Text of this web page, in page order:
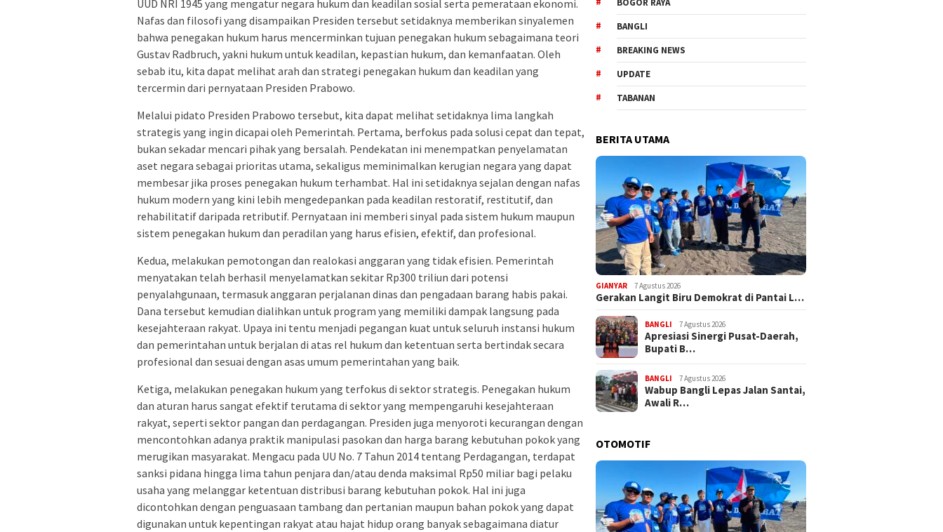
UUD NRI 1945 yang mengatur negara hukum dan keadilan sosial serta pemerataan ekonomi.
Nafas dan filosofi yang disampaikan Presiden tersebut setidaknya memberikan sinyalemen
bahwa penegakan hukum harus mencerminkan tujuan penegakan hukum sebagaimana teori
Gustav Radbruch, yakni hukum untuk keadilan, kepastian hukum, dan kemanfaatan. Oleh
sebab itu, kita dapat melihat arah dan strategi penegakan hukum dan keadilan yang
tercermin dari pernyataan Presiden Prabowo.
Melalui pidato Presiden Prabowo tersebut, kita dapat melihat setidaknya lima langkah
strategis yang ingin dicapai oleh Pemerintah. Pertama, berfokus pada solusi cepat dan tepat,
bukan sekadar mencari pihak yang bersalah. Pendekatan ini menempatkan penyelamatan
aset negara sebagai prioritas utama, sekaligus meminimalkan kerugian negara yang dapat
membesar jika proses penegakan hukum terhambat. Hal ini setidaknya sejalan dengan nafas
hukum modern yang kini lebih mengedepankan pada keadilan restoratif, restitutif, dan
rehabilitatif daripada retributif. Pernyataan ini memberi sinyal pada sistem hukum maupun
sistem penegakan hukum dan peradilan yang harus efisien, efektif, dan profesional.
Kedua, melakukan pemotongan dan realokasi anggaran yang tidak efisien. Pemerintah
menyatakan telah berhasil menyelamatkan sekitar Rp300 triliun dari potensi
penyalahgunaan, termasuk anggaran perjalanan dinas dan pengadaan barang habis pakai.
Dana tersebut kemudian dialihkan untuk program yang memiliki dampak langsung pada
kesejahteraan rakyat. Upaya ini tentu menjadi pegangan kuat untuk seluruh instansi hukum
dan pemerintahan untuk berjalan di atas rel hukum dan ketentuan serta bertindak secara
profesional dan sesuai dengan asas umum pemerintahan yang baik.
Ketiga, melakukan penegakan hukum yang terfokus di sektor strategis. Penegakan hukum
dan aturan harus sangat efektif terutama di sektor yang mempengaruhi kesejahteraan
rakyat, seperti sektor pangan dan perdagangan. Presiden juga menyoroti kecurangan dengan
mencontohkan adanya praktik manipulasi pasokan dan harga barang kebutuhan pokok yang
merugikan masyarakat. Mengacu pada UU No. 7 Tahun 2014 tentang Perdagangan, terdapat
sanksi pidana hingga lima tahun penjara dan/atau denda maksimal Rp50 miliar bagi pelaku
usaha yang melanggar ketentuan distribusi barang kebutuhan pokok. Hal ini juga
dicontohkan dengan penguasaan tambang dan pertanian maupun bahan pokok yang dapat
digunakan untuk kepentingan rakyat atau hajat hidup orang banyak sebagaimana diatur
BOGOR RAYA
BANGLI
BREAKING NEWS
UPDATE
TABANAN
BERITA UTAMA
GIANYAR 7 Agustus 2026
Gerakan Langit Biru Demokrat di Pantai L…
BANGLI 7 Agustus 2026
Apresiasi Sinergi Pusat-Daerah,
Bupati B…
BANGLI 7 Agustus 2026
Wabup Bangli Lepas Jalan Santai,
Awali R…
OTOMOTIF